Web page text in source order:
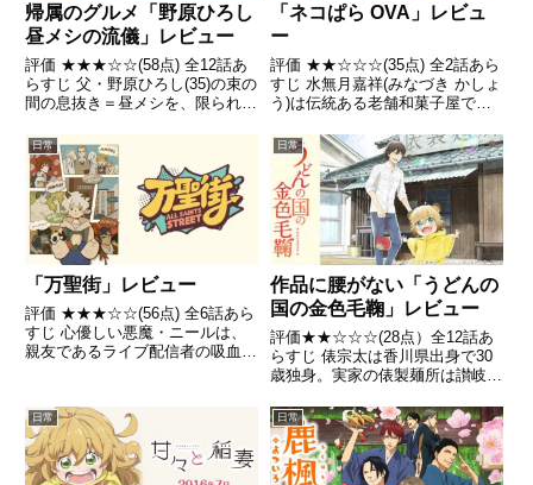
帰属のグルメ「野原ひろし
昼メシの流儀」レビュー
評価 ★★★☆☆(58点) 全12話あ
らすじ 父・野原ひろし(35)の束の
間の息抜き＝昼メシを、限られた
こだわり抜く姿を描く。 引用-
Wikipedia
「ネコぱら OVA」レビュ
ー
評価 ★★☆☆☆(35点) 全2話あら
すじ 水無月嘉祥(みなづき かしょ
う)は伝統ある老舗和菓子屋であ
自身のケーキ屋『ラ・ソレイユ』
を一人で開店する。引用-
Wikipedia
日常
「万聖街」レビュー
評価 ★★★☆☆(56点) 全6話あら
すじ 心優しい悪魔・ニールは、
親友であるライブ配信者の吸血
きた。引用- Wikipedia
日常
作品に腰がない「うどんの
国の金色毛鞠」レビュー
評価★★☆☆☆(28点）全12話あ
らすじ 俵宗太は香川県出身で30
歳独身。実家の俵製麺所は讃岐う
にも掲載されるほどのうどん屋だ
ったが、店を継ぐのが嫌で上京。
その間に親が亡くなって製麺所は
廃業、現在はウェブデザイ...
日常 日常